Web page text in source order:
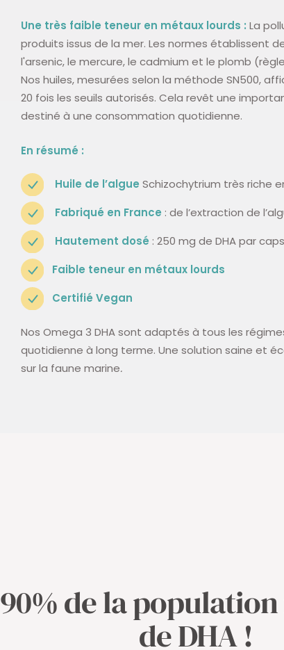
Une très faible teneur en métaux lourds : La
produits issus de la mer. Les normes établissent
l'arsenic, le mercure, le cadmium et le plomb
Nos huiles, mesurées selon la méthode SN500,
20 fois les seuils autorisés. Cela revêt une
destiné à une consommation quotidienne.
En résumé :
Huile de l’algue Schizochytrium très riche
Fabriqué en France : de l’extraction de
Hautement dosé : 250 mg de DHA par
Faible teneur en métaux lourds
Certifié Vegan
Nos Omega 3 DHA sont adaptés à tous les
quotidienne à long terme. Une solution saine et
sur la faune marine.
90% de la
de DHA !